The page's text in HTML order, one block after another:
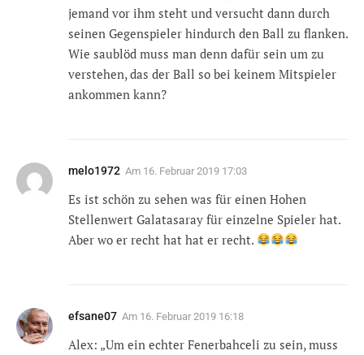
jemand vor ihm steht und versucht dann durch
seinen Gegenspieler hindurch den Ball zu flanken.
Wie saublöd muss man denn dafür sein um zu
verstehen, das der Ball so bei keinem Mitspieler
ankommen kann?
melo1972 Am 16. Februar 2019 17:03
Es ist schön zu sehen was für einen Hohen
Stellenwert Galatasaray für einzelne Spieler hat.
Aber wo er recht hat hat er recht.
efsane07 Am 16. Februar 2019 16:18
Alex: „Um ein echter Fenerbahceli zu sein, muss